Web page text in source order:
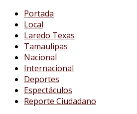
Portada
Local
Laredo Texas
Tamaulipas
Nacional
Internacional
Deportes
Espectáculos
Reporte Ciudadano